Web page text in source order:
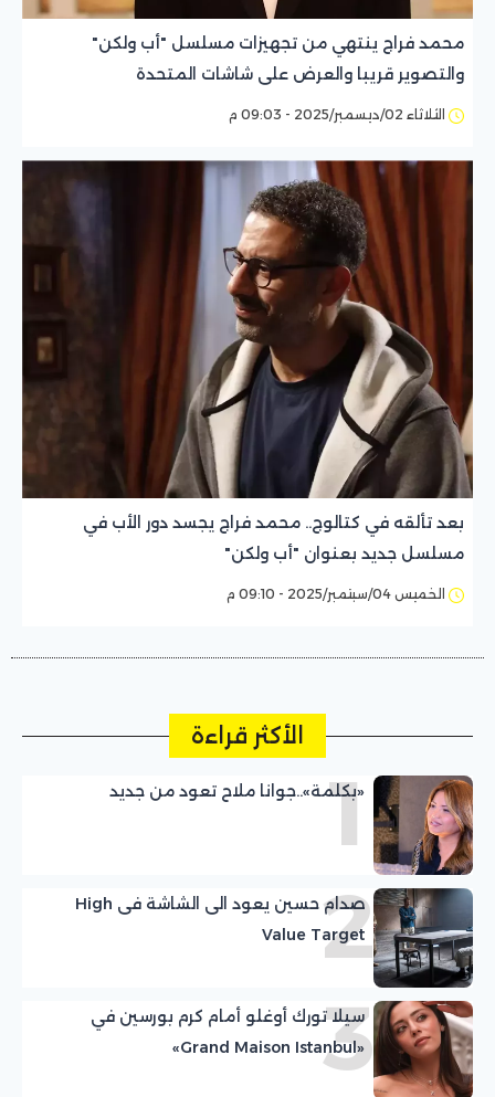
محمد فراج ينتهي من تجهيزات مسلسل "أب ولكن"
والتصوير قريبا والعرض على شاشات المتحدة
الثلاثاء 02/ديسمبر/2025 - 09:03 م
بعد تألقه في كتالوج.. محمد فراج يجسد دور الأب في
مسلسل جديد بعنوان "أب ولكن"
الخميس 04/سبتمبر/2025 - 09:10 م
الأكثر قراءة
1
«بكلمة»..جوانا ملاح تعود من جديد
2
صدام حسين يعود الى الشاشة فى High
Value Target
3
سيلا تورك أوغلو أمام كرم بورسين في
«Grand Maison Istanbul»